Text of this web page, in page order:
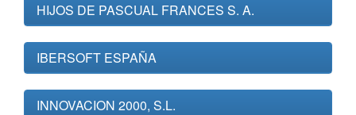
HIJOS DE PASCUAL FRANCES S. A.
IBERSOFT ESPAÑA
INNOVACION 2000, S.L.